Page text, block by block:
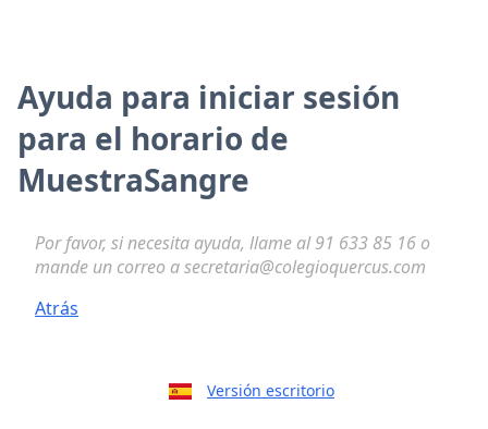
Ayuda para iniciar sesión
para el horario de
MuestraSangre
Por favor, si necesita ayuda, llame al 91 633 85 16 o
mande un correo a secretaria@colegioquercus.com
Atrás
Versión escritorio